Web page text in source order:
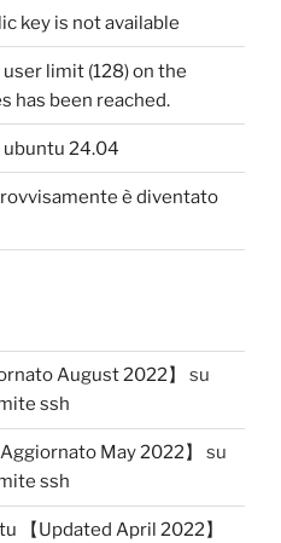
key is not available
limit (128) on the
has been reached.
24.04
è diventato
August 2022】
su
ssh
May 2022】
su
ssh
【Updated April 2022】